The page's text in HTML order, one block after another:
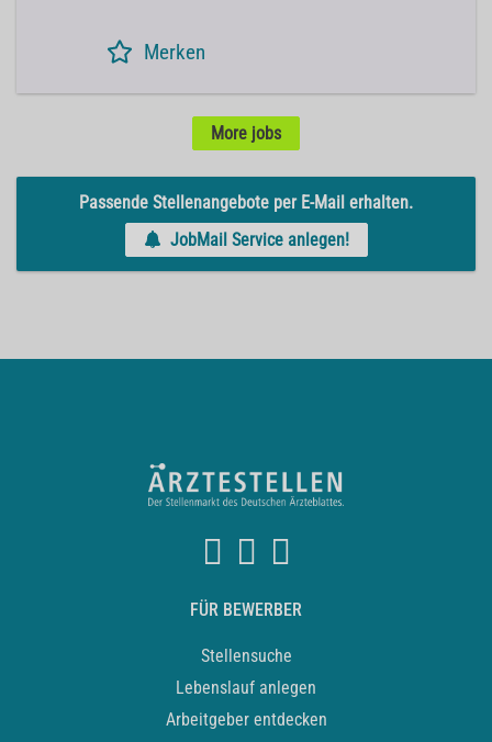
Merken
More jobs
Passende Stellenangebote per E-Mail erhalten.
JobMail Service anlegen!
FÜR BEWERBER
Stellensuche
Lebenslauf anlegen
Arbeitgeber entdecken